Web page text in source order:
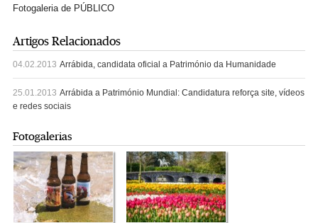
Fotogaleria de PÚBLICO
Artigos Relacionados
04.02.2013 Arrábida, candidata oficial a Património da Humanidade
25.01.2013 Arrábida a Património Mundial: Candidatura reforça site, vídeos
e redes sociais
Fotogalerias